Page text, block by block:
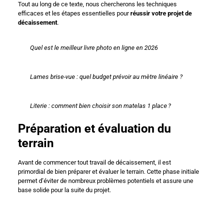
Tout au long de ce texte, nous chercherons les techniques
efficaces et les étapes essentielles pourréussir votre projet de
décaissement.
Quel est le meilleur livre photo en ligne en 2026
Lames brise-vue : quel budget prévoir au mètre linéaire ?
Literie : comment bien choisir son matelas 1 place ?
Préparation et évaluation du
terrain
Avant de commencer tout travail de décaissement, il est
primordial de bien préparer et évaluer le terrain. Cette phase initiale
permet d’éviter de nombreux problèmes potentiels et assure une
base solide pour la suite du projet.